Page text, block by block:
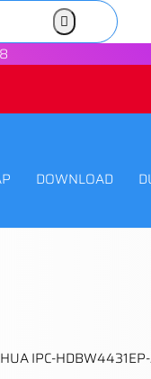
DOWNLOAD
IPC-